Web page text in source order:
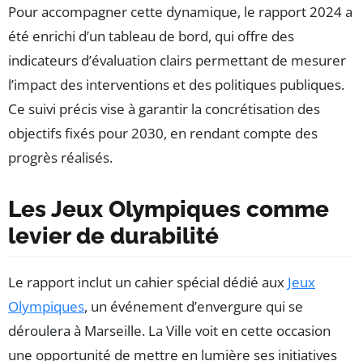
Pour accompagner cette dynamique, le rapport 2024 a
été enrichi d’un tableau de bord, qui offre des
indicateurs d’évaluation clairs permettant de mesurer
l’impact des interventions et des politiques publiques.
Ce suivi précis vise à garantir la concrétisation des
objectifs fixés pour 2030, en rendant compte des
progrès réalisés.
Les Jeux Olympiques comme
levier de durabilité
Le rapport inclut un cahier spécial dédié aux Jeux
Olympiques, un événement d’envergure qui se
déroulera à Marseille. La Ville voit en cette occasion
une opportunité de mettre en lumière ses initiatives